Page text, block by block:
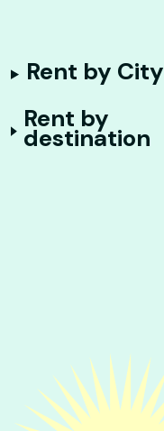
Rent by City
Rent by
destination